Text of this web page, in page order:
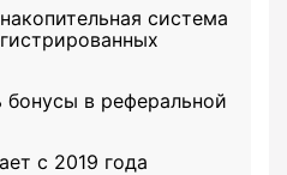
система
в реферальной
с 2019 года